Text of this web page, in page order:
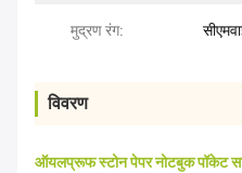
मुद्रण रंग:
विवरण
ऑयलप्रूफ स्टोन पेपर नोटबुक पॉकेट